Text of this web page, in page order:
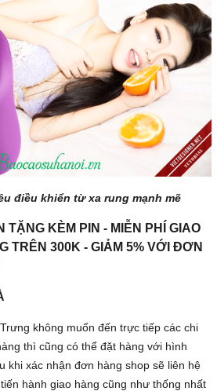
điều khiển từ xa rung mạnh mẽ
TẶNG KÈM PIN - MIỄN PHÍ GIAO
TRÊN 300K - GIẢM 5% VỚI ĐƠN
không muốn đến trực tiếp các chi
thì cũng có thể đặt hàng với hình
khi xác nhận đơn hàng shop sẽ liên hệ
hành giao hàng cũng như thống nhất